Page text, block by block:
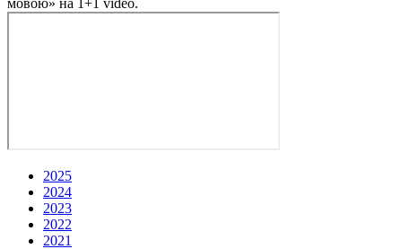
2025
2024
2023
2022
2021